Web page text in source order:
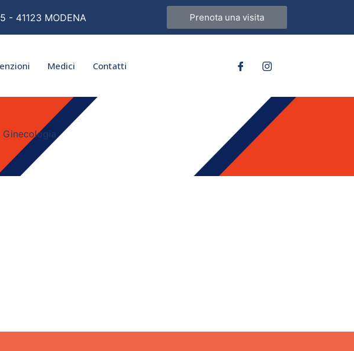
- 41123 MODENA Prenota una visita
Medici Contatti
Ginecologia